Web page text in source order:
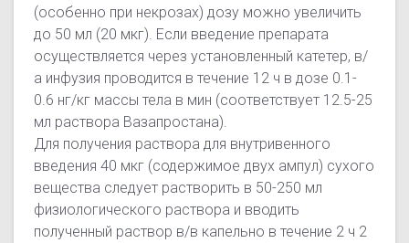
(особенно при некрозах) дозу можно увеличить
до 50 мл (20 мкг). Если введение препарата
осуществляется через установленный катетер, в/
а инфузия проводится в течение 12 ч в дозе 0.1-
0.6 нг/кг массы тела в мин (соответствует 12.5-25
мл раствора Вазапростана).
Для получения раствора для внутривенного
введения 40 мкг (содержимое двух ампул) сухого
вещества следует растворить в 50-250 мл
физиологического раствора и вводить
полученный раствор в/в капельно в течение 2 ч 2